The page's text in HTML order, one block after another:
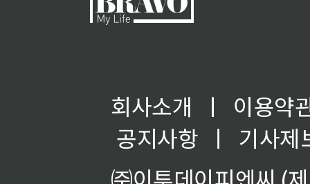
회사소개 ㅣ
이용약
공지사항
ㅣ
기사제